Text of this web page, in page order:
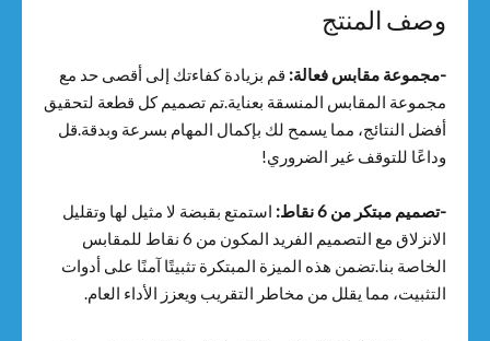
وصف المنتج
-مجموعة مقابس فعالة: قم بزيادة كفاءتك إلى أقصى حد مع
مجموعة المقابس المنسقة بعناية.تم تصميم كل قطعة لتحقيق
أفضل النتائج، مما يسمح لك بإكمال المهام بسرعة وبدقة.قل
وداعًا للتوقف غير الضروري!
-تصميم مبتكر من 6 نقاط:
استمتع بقبضة لا مثيل لها وتقليل
الانزلاق مع التصميم الفريد المكون من 6 نقاط للمقابس
الخاصة بنا.تضمن هذه الميزة المبتكرة تثبيتًا آمنًا على أدوات
التثبيت، مما يقلل من مخاطر التقريب ويعزز الأداء العام.